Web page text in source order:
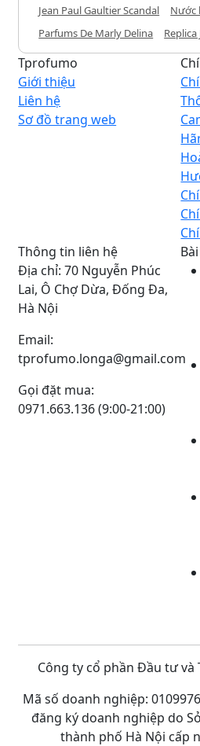
Jean Paul Gaultier Scandal
Nước
Parfums De Marly Delina
Replica
Tprofumo
Giới thiệu
Liên hệ
Sơ đồ trang web
Thông tin liên hệ
Địa chỉ: 70 Nguyễn Phúc
Lai, Ô Chợ Dừa, Đống Đa,
Hà Nội
Email:
tprofumo.longa@gmail.com
Gọi đặt mua:
0971.663.136 (9:00-21:00)
Công ty cổ phần Đầu tư và
Mã số doanh nghiệp:
đăng ký doanh nghiệp do
thành phố Hà Nội cấp